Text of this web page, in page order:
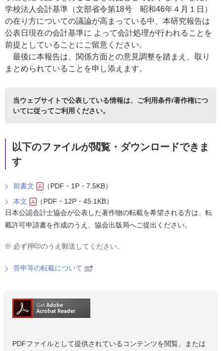
学校法人会計基準（文部省令第18号 昭和46年４月１日）
の在り方についての議論が高まっている中、本研究報告は
公表日現在の会計基準に よって会計処理が行われることを
前提としていることにご留意ください。
最後に本報告は、関係方面との意見調整を踏まえ、取り
まとめられていることを申し添えます。
当ウェブサイトで公表している情報は、 ご利用条件/著作権につ
いてに従ってご利用ください。
以下のファイルが閲覧・ダウンロードできま
す
前書文
（PDF・1P・7.5KB）
本文
（PDF・12P・45.1KB）
日本公認会計士協会が公表した著作物の転載を希望される方は、転
載許可申請書を作成のうえ、協会出版局へご提出ください。
※ 必ず押印のうえ郵送してください。
答申等の転載について
PDFファイルとして提供されているコンテンツを閲覧、または